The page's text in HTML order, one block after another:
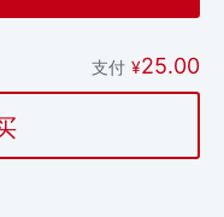
支付 ¥25.00